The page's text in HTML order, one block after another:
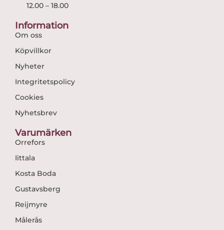
12.00 – 18.00
Information
Om oss
Köpvillkor
Nyheter
Integritetspolicy
Cookies
Nyhetsbrev
Varumärken
Orrefors
Iittala
Kosta Boda
Gustavsberg
Reijmyre
Målerås